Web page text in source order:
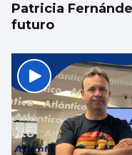
Patricia
futuro